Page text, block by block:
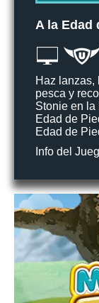
A la Edad
Haz lanzas,
pesca y
Stonie en la
Edad de
Edad de
Info del